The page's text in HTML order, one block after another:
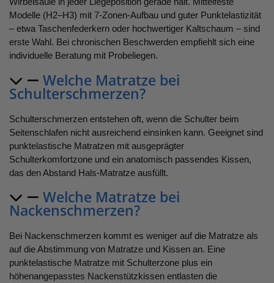
Modelle (H2–H3) mit 7-Zonen-Aufbau und guter Punktelastizität
– etwa Taschenfederkern oder hochwertiger Kaltschaum – sind
erste Wahl. Bei chronischen Beschwerden empfiehlt sich eine
individuelle Beratung mit Probeliegen.
Welche Matratze bei
Schulterschmerzen?
Schulterschmerzen entstehen oft, wenn die Schulter beim
Seitenschlafen nicht ausreichend einsinken kann. Geeignet sind
punktelastische Matratzen mit ausgeprägter
Schulterkomfortzone und ein anatomisch passendes Kissen,
das den Abstand Hals-Matratze ausfüllt.
Welche Matratze bei
Nackenschmerzen?
Bei Nackenschmerzen kommt es weniger auf die Matratze als
auf die Abstimmung von Matratze und Kissen an. Eine
punktelastische Matratze mit Schulterzone plus ein
höhenangepasstes Nackenstützkissen entlasten die